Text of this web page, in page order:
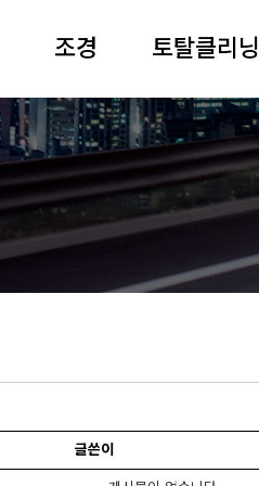
조경 토탈클리닝
글쓴이